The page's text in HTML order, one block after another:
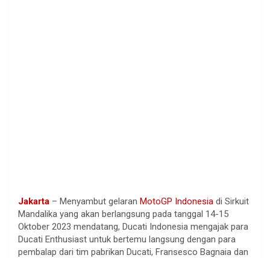
Jakarta – Menyambut gelaran MotoGP Indonesia di Sirkuit
Mandalika yang akan berlangsung pada tanggal 14-15
Oktober 2023 mendatang, Ducati Indonesia mengajak para
Ducati Enthusiast untuk bertemu langsung dengan para
pembalap dari tim pabrikan Ducati, Fransesco Bagnaia dan